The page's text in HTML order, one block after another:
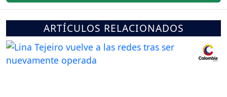
ARTÍCULOS RELACIONADOS